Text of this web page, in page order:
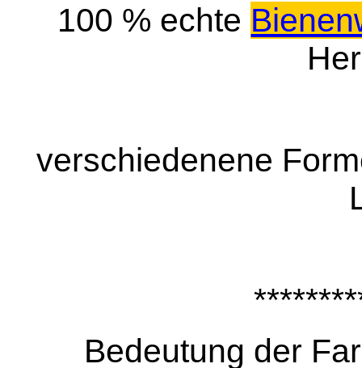
100 % echte
verschiedenene
Bedeutung der